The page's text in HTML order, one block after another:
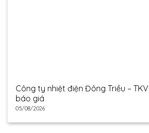
Công ty nhiệt điện Đông Triều –
báo giá
05/08/2026